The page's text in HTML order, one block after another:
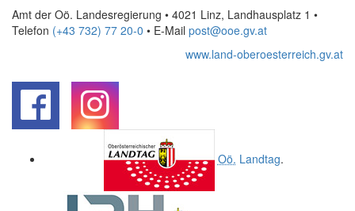
Amt der Oö. Landesregierung • 4021 Linz, Landhausplatz 1 •
Telefon (+43 732) 77 20-0 • E-Mail post@ooe.gv.at
www.land-oberoesterreich.gv.at
Oö. Landtag.